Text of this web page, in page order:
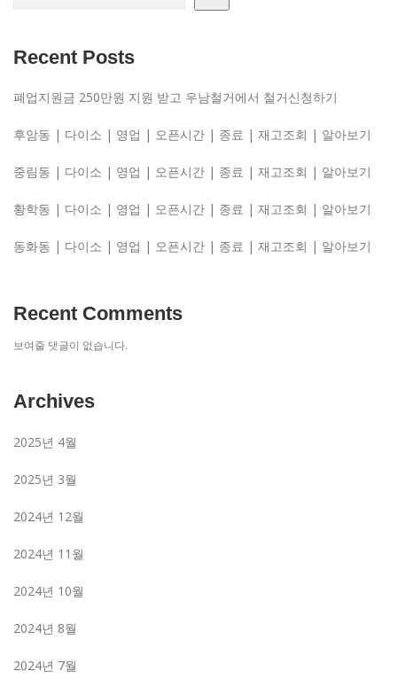
Recent Posts
폐업지원금 250만원 지원 받고 우남철거에서 철거신청하기
후암동 | 다이소 | 영업 | 오픈시간 | 종료 | 재고조회 | 알아보기
중림동 | 다이소 | 영업 | 오픈시간 | 종료 | 재고조회 | 알아보기
황학동 | 다이소 | 영업 | 오픈시간 | 종료 | 재고조회 | 알아보기
동화동 | 다이소 | 영업 | 오픈시간 | 종료 | 재고조회 | 알아보기
Recent Comments
보여줄 댓글이 없습니다.
Archives
2025년 4월
2025년 3월
2024년 12월
2024년 11월
2024년 10월
2024년 8월
2024년 7월